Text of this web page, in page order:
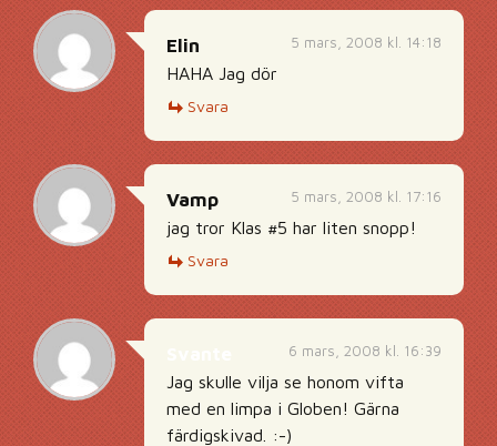
5 mars, 2008 kl. 14:18
Elin
HAHA Jag dör
Svara
5 mars, 2008 kl. 17:16
Vamp
jag tror Klas #5 har liten snopp!
Svara
6 mars, 2008 kl. 16:39
Jag skulle vilja se honom vifta
med en limpa i Globen! Gärna
färdigskivad. :-)